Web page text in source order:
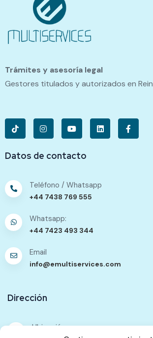
Trámites y asesoría legal
Gestores titulados y autorizados en
Datos de contacto
Teléfono / Whatsapp
+44 7438 769 555
Whatsapp:
+44 7423 493 344
Email
info@emultiservices.com
Dirección
Ubicación